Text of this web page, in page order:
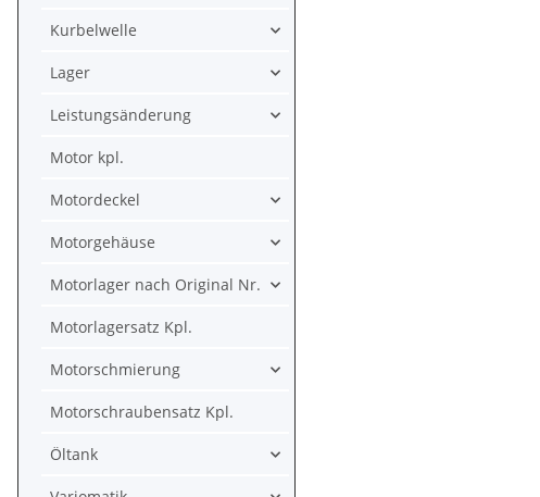
Kurbelwelle
Lager
Leistungsänderung
Motor kpl.
Motordeckel
Motorgehäuse
Motorlager nach Original Nr.
Motorlagersatz Kpl.
Motorschmierung
Motorschraubensatz Kpl.
Öltank